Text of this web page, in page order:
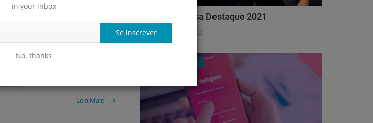
in your inbox
Se inscrever
No, thanks
vendas em ...
Leia Mais
Troféu Empresa Destaque 2021
adm Abr 11, 2022
Clube de Negócios